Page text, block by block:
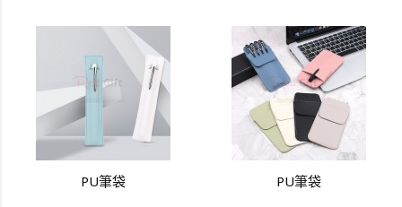
PU筆袋 PU筆袋